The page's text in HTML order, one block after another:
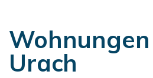
Urach